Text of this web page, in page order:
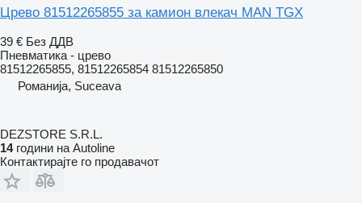
Црево 81512265855 за камион влекач MAN TGX
39 € Без ДДВ
Пневматика - црево
81512265855, 81512265854 81512265850
Романија, Suceava
DEZSTORE S.R.L.
14години на Autoline
Контактирајте го продавачот